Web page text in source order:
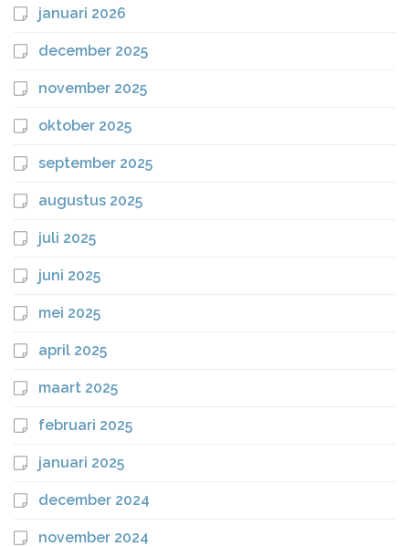
januari 2026
december 2025
november 2025
oktober 2025
september 2025
augustus 2025
juli 2025
juni 2025
mei 2025
april 2025
maart 2025
februari 2025
januari 2025
december 2024
november 2024